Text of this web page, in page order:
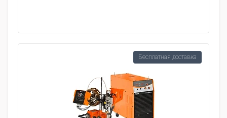
Бесплатная доставка